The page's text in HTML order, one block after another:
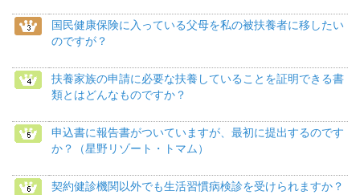
国民健康保険に入っている父母を私の被扶養者に移したい
のですが？
扶養家族の申請に必要な扶養していることを証明できる書
類とはどんなものですか？
申込書に報告書がついていますが、最初に提出するのです
か？（星野リゾート・トマム）
契約健診機関以外でも生活習慣病検診を受けられますか？